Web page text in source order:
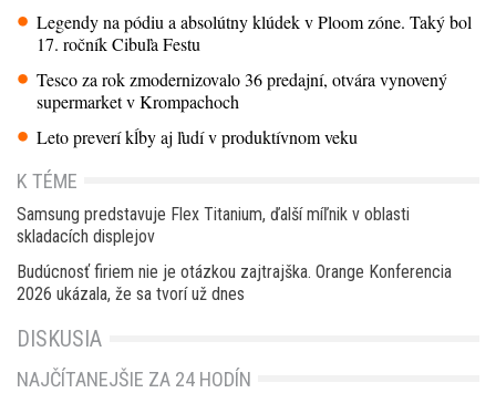
Legendy na pódiu a absolútny klúdek v Ploom zóne. Taký bol
17. ročník Cibuľa Festu
Tesco za rok zmodernizovalo 36 predajní, otvára vynovený
supermarket v Krompachoch
Leto preverí kĺby aj ľudí v produktívnom veku
K TÉME
Samsung predstavuje Flex Titanium, ďalší míľnik v oblasti
skladacích displejov
Budúcnosť firiem nie je otázkou zajtrajška. Orange Konferencia
2026 ukázala, že sa tvorí už dnes
DISKUSIA
NAJČÍTANEJŠIE ZA 24 HODÍN